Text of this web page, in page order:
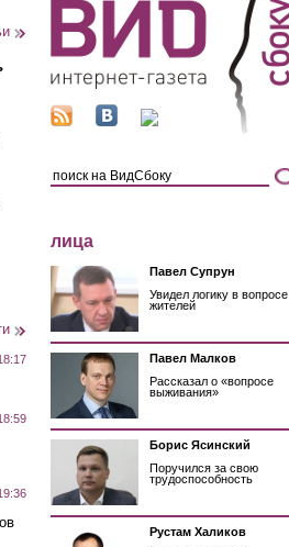
лица
Павел Супрун
Увидел логику в вопросе
жителей
Павел Малков
Рассказал о «вопросе
выживания»
Борис Ясинский
Поручился за свою
трудоспособность
Рустам Халиков